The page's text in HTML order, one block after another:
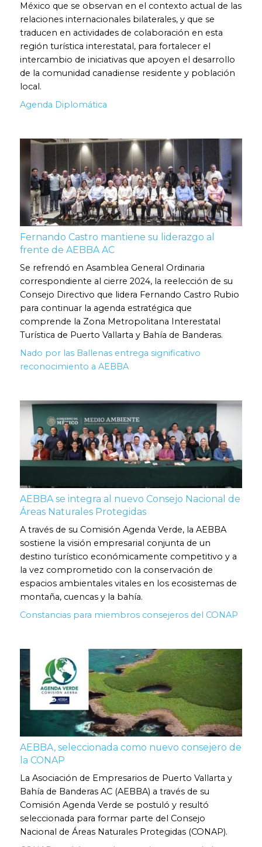
México que se observan en el contexto actual de las
relaciones internacionales bilaterales, y que se
traducen en actividades de colaboración en esta
región turística interestatal, para fortalecer el
intercambio de iniciativas que apoyen el desarrollo
de la comunidad canadiense residente y población
local.
Agenda Diplomática
Fernando Castro mantiene su liderazgo al
frente de AEBBA AC
Se refrendó en Asamblea General Ordinaria
correspondiente al cierre 2024, la reelección de su
Consejo Directivo que lidera Fernando Castro Rubio
para continuar la agenda estratégica que
comprende la Zona Metropolitana Interestatal
Turística de Puerto Vallarta y Bahía de Banderas.
Nado por las Ballenas entrega significativo
reconocimiento a AEBBA
AEBBA se integra al nuevo Consejo Nacional de
Áreas Naturales Protegidas
A través de su Comisión Agenda Verde, la AEBBA
sostiene la visión empresarial conjunta de un
destino turístico económicamente competitivo y a
la vez comprometido con la conservación de
espacios ambientales vitales en los ecosistemas de
montaña, cuencas y la bahía.
Constancias para miembros consejeros del CONAP
AEBBA, seleccionada como nuevo consejero de
la CONAP
La Asociación de Empresarios de Puerto Vallarta y
Bahía de Banderas AC (AEBBA) a través de su
Comisión Agenda Verde se postuló y resultó
seleccionada para formar parte del Consejo
Nacional de Áreas Naturales Protegidas (CONAP).